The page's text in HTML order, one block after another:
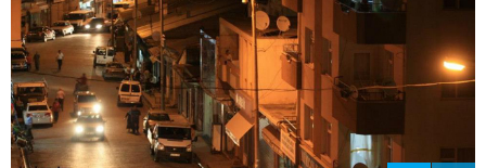
45
Burhan Akar'ın Objektifinden;